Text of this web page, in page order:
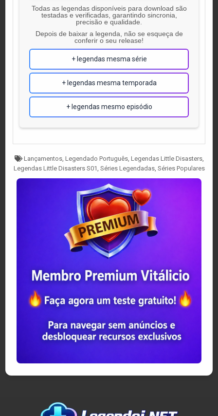
Todas as legendas disponíveis para download são
testadas e verificadas, garantindo sincronia,
precisão e qualidade.
Depois de baixar a legenda, não se esqueça de
conferir o seu release!
+ legendas mesma série
+ legendas mesma temporada
+ legendas mesmo episódio
Tagged
Lançamentos, Legendado Português, Legendas Little Disasters,
Legendas Little Disasters S01, Séries Legendadas, Séries Populares